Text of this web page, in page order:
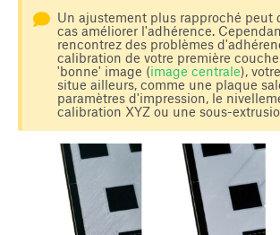
Un ajustement plus rapproché peut
cas améliorer l'adhérence.
rencontrez des problèmes
calibration de votre première
'bonne' image (image centrale),
situe ailleurs, comme une plaque
paramètres d'impression, le
calibration XYZ ou une sous-